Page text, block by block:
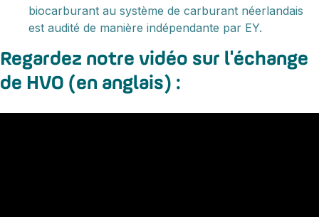
biocarburant au système de carburant néerlandais
est audité de manière indépendante par EY.
Regardez notre vidéo sur l'échange
de HVO (en anglais) :